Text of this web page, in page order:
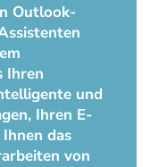
Outlook-
Ihren
und
Ihren E-
das
von